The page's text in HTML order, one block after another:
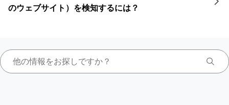
のウェブサイト）を検知するには？